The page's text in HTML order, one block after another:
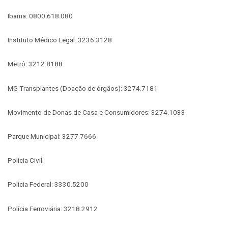
Ibama: 0800.618.080
Instituto Médico Legal: 3236.3128
Metrô: 3212.8188
MG Transplantes (Doação de órgãos): 3274.7181
Movimento de Donas de Casa e Consumidores: 3274.1033
Parque Municipal: 3277.7666
Polícia Civil:
Polícia Federal: 3330.5200
Polícia Ferroviária: 3218.2912